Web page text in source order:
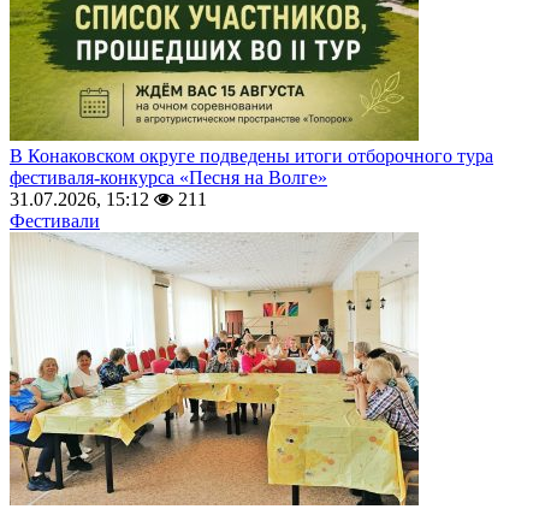
В Конаковском округе подведены итоги отборочного тура
фестиваля-конкурса «Песня на Волге»
31.07.2026, 15:12
211
Фестивали